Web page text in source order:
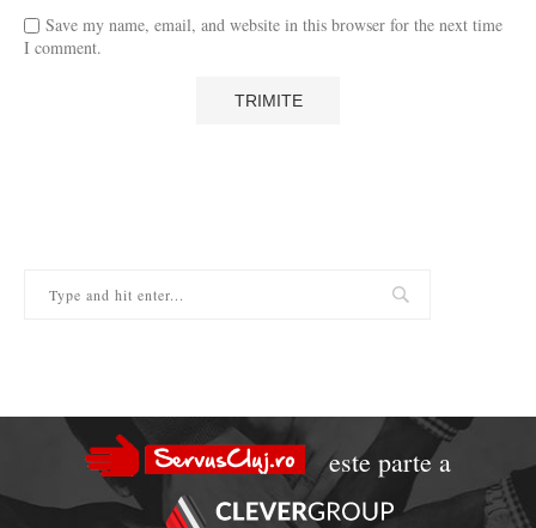
Save my name, email, and website in this browser for the next time
I comment.
este parte a